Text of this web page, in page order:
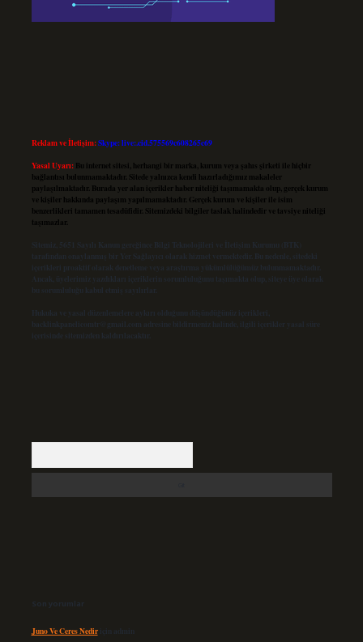
Reklam ve İletişim:Skype: live:.cid.575569c608265c69
Yasal Uyarı: Bu internet sitesi, herhangi bir marka, kurum veya şahıs şirketi ile hiçbir
bağlantısı bulunmamaktadır. Sitede yalnızca kendi hazırladığımız makaleler
paylaşılmaktadır. Burada yer alan içerikler haber niteliği taşımamakta olup, gerçek kurum
ve kişiler hakkında paylaşım yapılmamaktadır. Gerçek kurum ve kişiler ile isim
benzerlikleri tamamen tesadüfidir. Sitemizdeki bilgiler taslak halindedir ve tavsiye niteliği
taşımazlar.
Sitemiz, 5651 Sayılı Kanun gereğince Bilgi Teknolojileri ve İletişim Kurumu (BTK)
tarafından onaylanmış bir Yer Sağlayıcı olarak hizmet vermektedir. Bu nedenle, sitedeki
içerikleri proaktif olarak denetleme veya araştırma yükümlülüğümüz bulunmamaktadır.
Ancak, üyelerimiz yazdıkları içeriklerin sorumluluğunu taşımakta olup, siteye üye olarak
bu sorumluluğu kabul etmiş sayılırlar.
Hukuka ve yasal düzenlemelere aykırı olduğunu düşündüğünüz içerikleri,
backlinkpanelicomtr@gmail.com adresine bildirmeniz halinde, ilgili içerikler yasal süre
içerisinde sitemizden kaldırılacaktır.
Son yorumlar
Juno Ve Ceres Nediriçin admin